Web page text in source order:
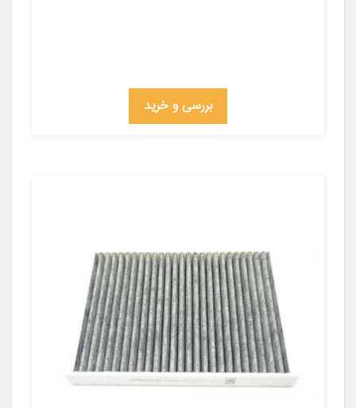
بررسی و خرید